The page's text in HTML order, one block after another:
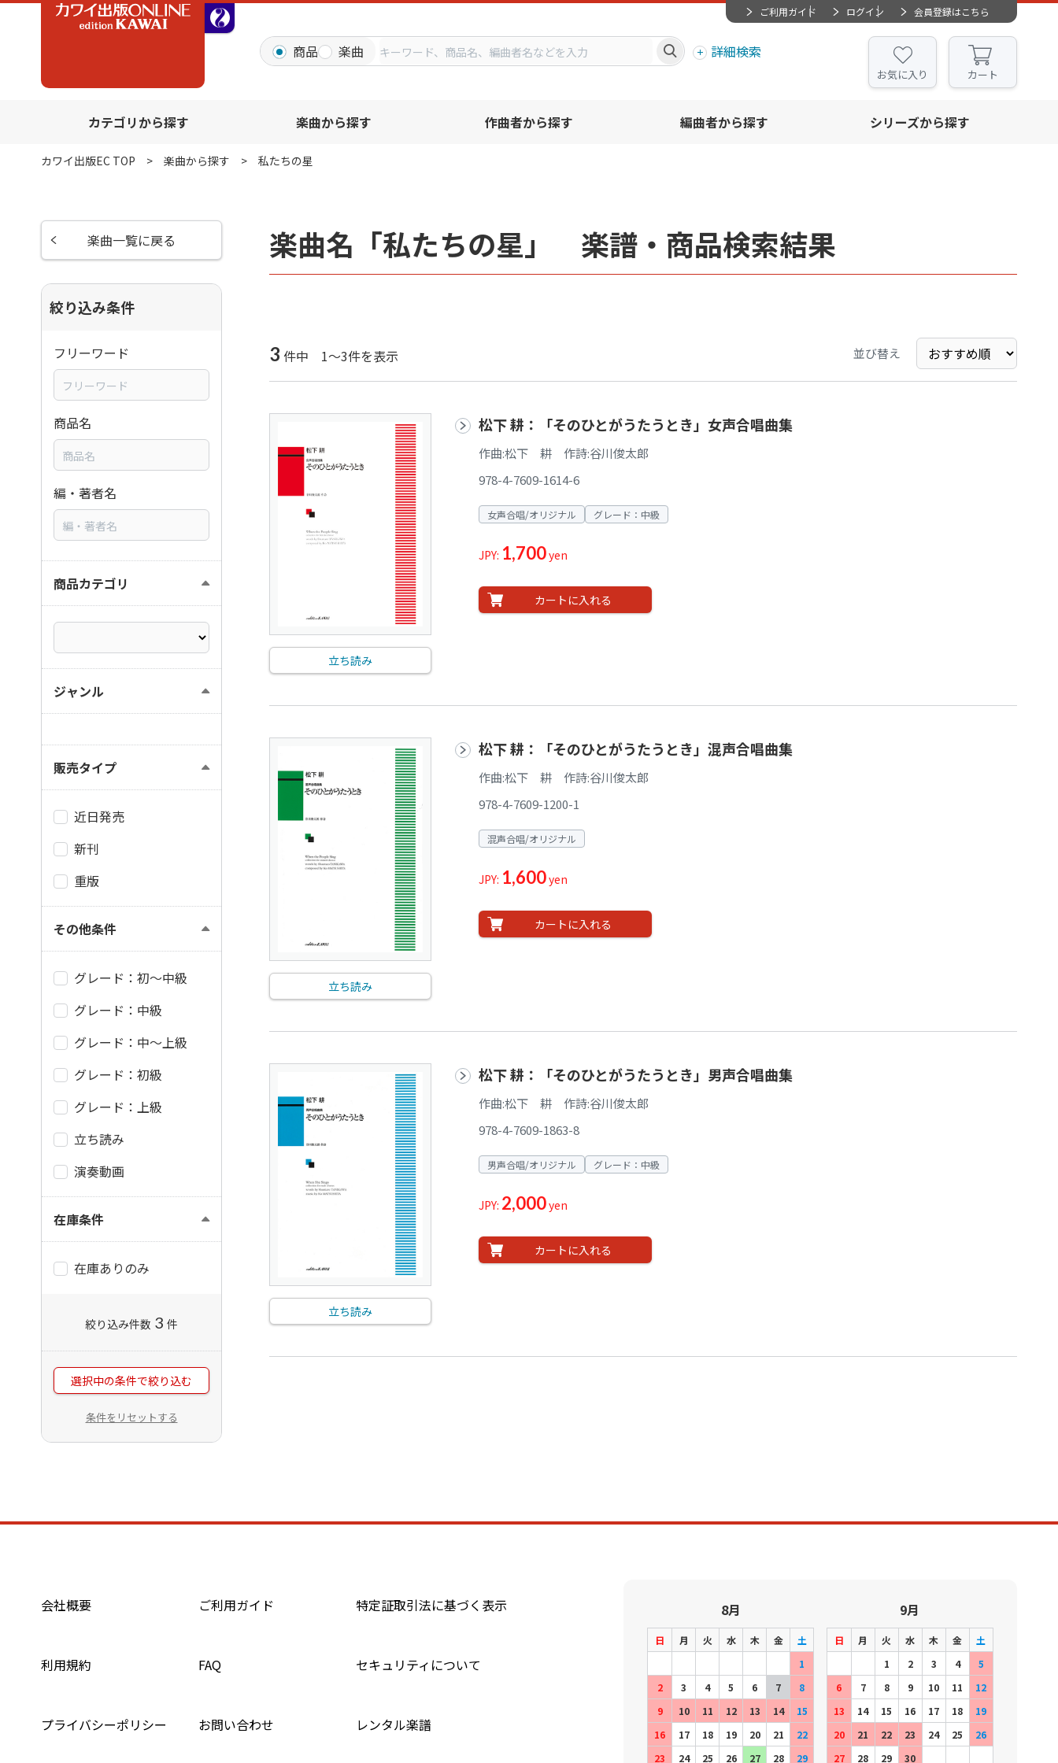
ご利用ガイド ログイン 会員登録はこちら
商品 楽曲 詳細検索
お気に入り カート
カテゴリから探す 楽曲から探す 作曲者から探す 編曲者から探す シリーズから探す
カワイ出版EC TOP 楽曲から探す 私たちの星
楽曲名「私たちの星」 楽譜・商品検索結果
3 件中 1～3件を表示 並び替え
立ち読み
松下 耕：「そのひとがうたうとき」女声合唱曲集
作曲:松下 耕 作詩:谷川俊太郎
978-4-7609-1614-6
女声合唱/オリジナル グレード：中級
JPY: 1,700yen
カートに入れる
立ち読み
松下 耕：「そのひとがうたうとき」混声合唱曲集
作曲:松下 耕 作詩:谷川俊太郎
978-4-7609-1200-1
混声合唱/オリジナル
JPY: 1,600yen
カートに入れる
立ち読み
松下 耕：「そのひとがうたうとき」男声合唱曲集
作曲:松下 耕 作詩:谷川俊太郎
978-4-7609-1863-8
男声合唱/オリジナル グレード：中級
JPY: 2,000yen
カートに入れる
楽曲一覧に戻る
絞り込み条件
フリーワード
商品名
編・著者名
商品カテゴリ
ジャンル
販売タイプ
近日発売
新刊
重版
その他条件
グレード：初～中級
グレード：中級
グレード：中～上級
グレード：初級
グレード：上級
立ち読み
演奏動画
在庫条件
在庫ありのみ
絞り込み件数 3 件
選択中の条件で絞り込む
条件をリセットする
会社概要 ご利用ガイド 特定証取引法に基づく表示
利用規約 FAQ セキュリティについて
プライバシーポリシー お問い合わせ レンタル楽譜
8月
日 月 火 水 木 金
土
1
2
3 4 5 6 7
8
9
10 11 12 13 14
15
16
17 18 19 20 21
22
23
24 25 26 27 28 29
9月
日 月 火 水 木 金
土
1
2 3 4
5
6
7 8 9 10 11
12
13
14 15 16 17 18
19
20
21 22 23 24 25
26
27
28 29 30